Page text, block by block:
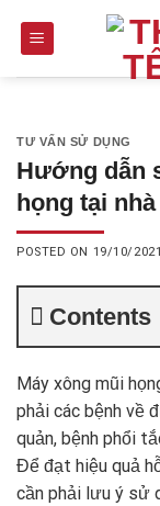
TƯ VẤN SỬ DỤNG
Hướng dẫn
họng tại
POSTED ON 19/10/2021
Contents
Máy xông mũi
phải các bệnh về
quản, bệnh phổi
Để đạt hiệu quả
cần phải lưu ý sử